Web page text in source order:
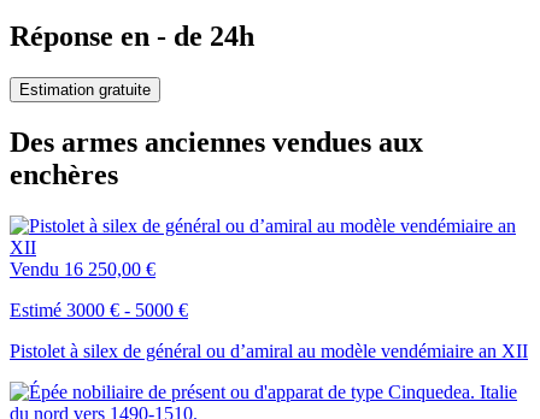
Réponse en - de 24h
Estimation gratuite
Des armes anciennes vendues aux
enchères
Vendu 16 250,00 €
Estimé 3000 € - 5000 €
Pistolet à silex de général ou d’amiral au modèle vendémiaire an XII